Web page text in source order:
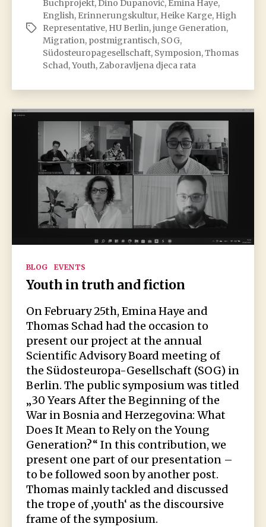
German
Postmigrant
Memory
Culture
Schlagwörter
Buchprojekt, Dino Dupanović, Emina Haye,
English, Erinnerungskultur, Heike Karge, High
Representative, HU Berlin,junge Generation,
Migration, postmigrantisch, SOG,
Südosteuropagesellschaft, Symposion,Thomas
Schad,Youth,Zaboravljena djeca rata
Kategorien
BLOG EVENTS
Youth in truth and fiction
On February 25th, Emina Haye and
Thomas Schad had the occasion to
present our project at the annual
Scientific Advisory Board meeting of
the Südosteuropa-Gesellschaft (SOG) in
Berlin. The public symposium was titled
„30 Years After the Beginning of the
War in Bosnia and Herzegovina: What
Does It Mean to Rely on the Young
Generation?“ In this contribution, we
present one part of our presentation –
to be followed soon by another post.
Thomas mainly tackled and discussed
the trope of ‚youth‘ as the discoursive
frame of the symposium.